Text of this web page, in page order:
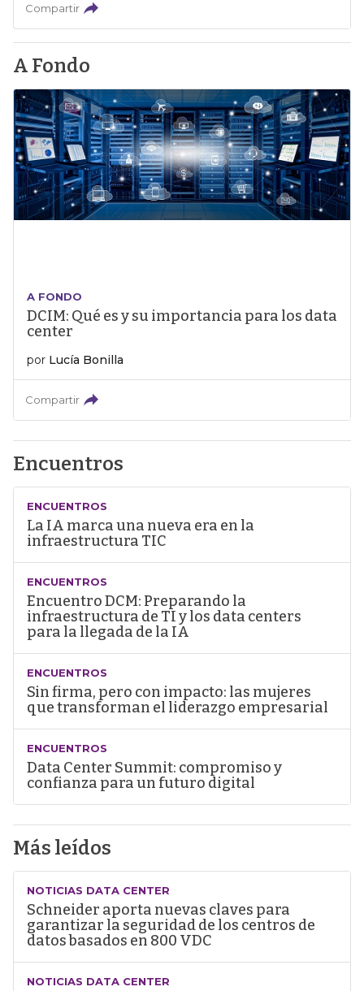
Compartir
A Fondo
A FONDO
DCIM: Qué es y su importancia para los data
center
por Lucía Bonilla
Compartir
Encuentros
ENCUENTROS
La IA marca una nueva era en la
infraestructura TIC
ENCUENTROS
Encuentro DCM: Preparando la
infraestructura de TI y los data centers
para la llegada de la IA
ENCUENTROS
Sin firma, pero con impacto: las mujeres
que transforman el liderazgo empresarial
ENCUENTROS
Data Center Summit: compromiso y
confianza para un futuro digital
Más leídos
NOTICIAS DATA CENTER
Schneider aporta nuevas claves para
garantizar la seguridad de los centros de
datos basados en 800 VDC
NOTICIAS DATA CENTER